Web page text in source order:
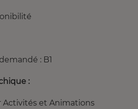
: B1
:
et Animations